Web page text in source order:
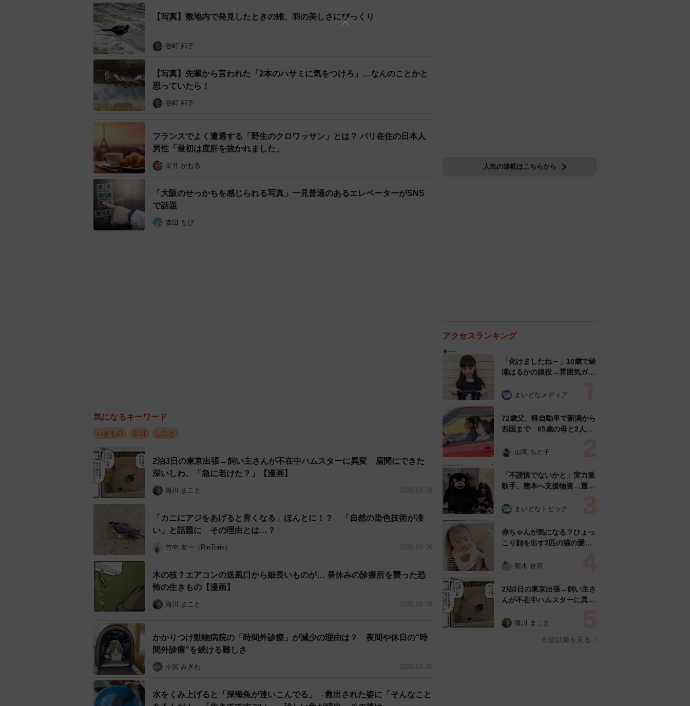
窓に映った自分の姿をにらんでいるようです（提供：まるさん@中村留精密工業）
「大変綺麗な鳥がガラスに映った自分に攻撃するかのようにくちばしでガラスを突いたり、
体当たりしている姿を発見し、今までノックしていたのは雉君であることが判明しました」
投稿には「入社希望者？」「きび団子が欲しいそうな」「キジもノックせずれば撮られま
い」「あの時助けていただいた雉です。まず開けてください。今日は貴社だけにお得な情報
を持ってきました」などユーモア感じるコメントが多数寄せられていました。
また、雉が窓に映った自分の姿を攻撃していたことについて、「雉は縄張りを持つ鳥なん
で、ガラス窓に映った自分を攻撃してるんやな」「向かいの家の車が黒いせいで、同じこと
してた」などの声もありました。
まるさんは寄せられた多くのコメントに対し「雉は多分会社の構内に住んでいる（目撃情報
多い）」「壁に映る自分の姿と闘っている可能性」「鮮やかな外見なので雄の雉」などと回
答しています。
【写真】敷地内で発見したときの雉、羽の美しさにびっくり
谷町 邦子
【写真】先輩から言われた「2本のハサミに気をつけろ」…なんのことかと
思っていたら！
谷町 邦子
フランスでよく遭遇する「野生のクロワッサン」とは？ パリ在住の日本人
男性「最初は度肝を抜かれました」
金井 かおる
「大阪のせっかちを感じられる写真」一見普通のあるエレベーターがSNS
で話題
森田 もび
気になるキーワード
いきもの 石川 しごと
2泊3日の東京出張→飼い主さんが不在中ハムスターに異変 眉間にできた
深いしわ、「急に老けた？」【漫画】
海川 まこと 2026.08.08
「カニにアジをあげると青くなる」ほんとに！？ 「自然の染色技術が凄
い」と話題に その理由とは…？
竹中 友一（RinToris） 2026.08.06
木の枝？エアコンの送風口から細長いものが… 昼休みの診療所を襲った恐
怖の生きもの【漫画】
海川 まこと 2026.08.05
かかりつけ動物病院の「時間外診療」が減少の理由は？ 夜間や休日の“時
間外診療”を続ける難しさ
小宮 みぎわ 2026.08.05
水をくみ上げると「深海魚が迷いこんでる」→救出された姿に「そんなこと
人気の連載はこちらから
アクセスランキング
「化けましたね～」10歳で綾
瀬はるかの娘役→雰囲気ガラ
雰囲気が」「宝塚に入れそ
まいどなメディア
72歳父、軽自動車で新潟から
四国まで 65歳の母と2人で
憩まで分刻み… 「大学生で
山岡 もと子
「不謹慎でないかと」実力派
歌手、熊本へ支援物資…運搬
めらい 「痛いほど伝わる」
まいどなトピック
赤ちゃんが気になる？ひょっ
こり顔を出す2匹の猫の愛ら
わいい構図あります？」「ベ
梨木 香奈
2泊3日の東京出張→飼い主さ
んが不在中ハムスターに異
「急に老けた？」【漫画】
海川 まこと
６位以降を見る